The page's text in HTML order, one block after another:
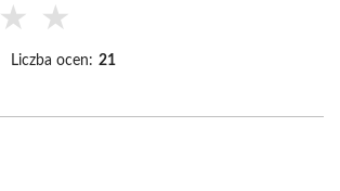
★ ★
Liczba ocen: 21